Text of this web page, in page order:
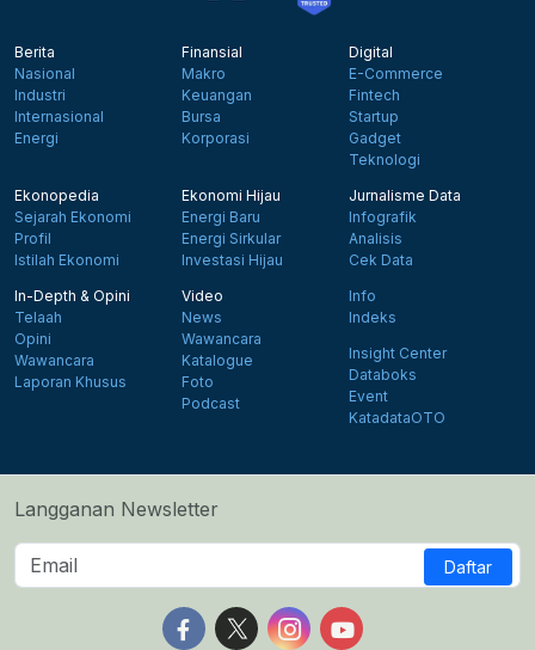
Berita
Nasional
Industri
Internasional
Energi
Finansial
Makro
Keuangan
Bursa
Korporasi
Digital
E-Commerce
Fintech
Startup
Gadget
Teknologi
Ekonopedia
Sejarah Ekonomi
Profil
Istilah Ekonomi
Ekonomi Hijau
Energi Baru
Energi Sirkular
Investasi Hijau
Jurnalisme Data
Infografik
Analisis
Cek Data
In-Depth & Opini
Telaah
Opini
Wawancara
Laporan Khusus
Video
News
Wawancara
Katalogue
Foto
Podcast
Info
Indeks
Insight Center
Databoks
Event
KatadataOTO
Langganan Newsletter
Daftar
Follow us on Facebook
Follow us on X
Follow us on Instagram
Follow us on